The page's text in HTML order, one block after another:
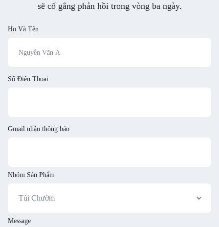
sẽ cố gắng phản hồi trong vòng ba ngày.
Họ Và Tên
Số Điện Thoại
Gmail nhận thông báo
Nhóm Sản Phẩm
Message